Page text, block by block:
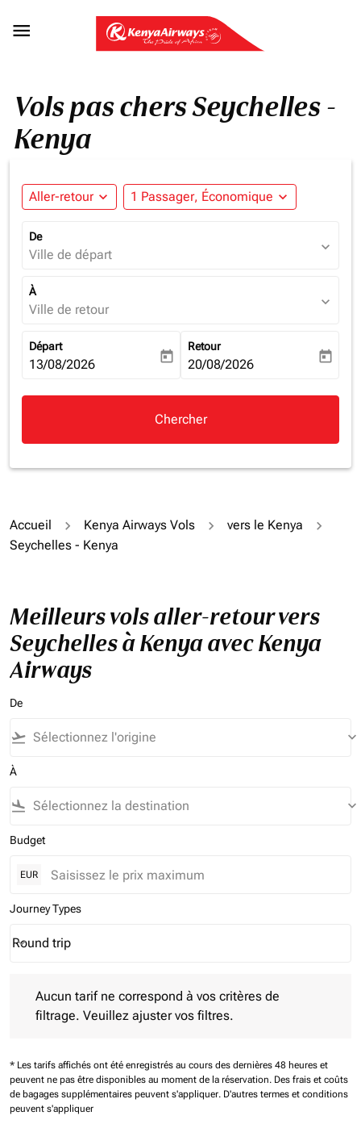

Vols pas chers Seychelles -
Kenya
Aller-retour expand_more 1 Passager, Économique expand_more
De
Ville de départ expand_more
À
Ville de retour expand_more
Départ
fc-booking-departure-date-aria-label
13/08/2026 today
Retour
fc-booking-return-date-aria-
20/08/2026 today
Chercher
Accueil Kenya Airways Vols
vers le Kenya
Seychelles - Kenya
Meilleurs vols aller-retour vers
Seychelles à Kenya avec Kenya
Airways
De
flight_takeoff keyboard_arrow_down
À
flight_land keyboard_arrow_down
Budget
EUR
Journey Types
Journey Types option Round trip Selected
Round trip
keyboard_arrow_down
Aucun tarif ne correspond à vos critères de
filtrage. Veuillez ajuster vos filtres.
* Les tarifs affichés ont été enregistrés au cours des dernières 48 heures et
peuvent ne pas être disponibles au moment de la réservation. Des frais et coûts
de bagages supplémentaires peuvent s'appliquer. D'autres termes et conditions
peuvent s'appliquer